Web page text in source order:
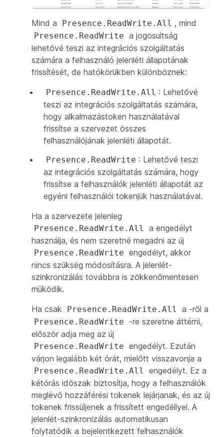
Mind a Presence.ReadWrite.All , mind
Presence.ReadWrite a jogosultság
lehetővé teszi az integrációs szolgáltatás
számára a felhasználó jelenléti állapotának
frissítését, de hatókörükben különböznek:
Presence.ReadWrite.All : Lehetővé
teszi az integrációs szolgáltatás számára,
hogy alkalmazástoken használatával
frissítse a szervezet összes
felhasználójának jelenléti állapotát.
Presence.ReadWrite : Lehetővé teszi
az integrációs szolgáltatás számára, hogy
frissítse a felhasználók jelenléti állapotát az
egyéni felhasználói tokenjük használatával.
Ha a szervezete jelenleg
Presence.ReadWrite.All
a engedélyt
használja, és nem szeretné megadni az új
Presence.ReadWrite engedélyt, akkor
nincs szükség módosításra. A jelenlét-
szinkronizálás továbbra is zökkenőmentesen
működik.
Ha csak
Presence.ReadWrite.All a -ről a
Presence.ReadWrite
-re szeretne áttérni,
először adja meg az új
Presence.ReadWrite engedélyt. Ezután
várjon legalább két órát, mielőtt visszavonja a
Presence.ReadWrite.All
engedélyt. Ez a
kétórás időszak biztosítja, hogy a felhasználók
meglévő hozzáférési tokenek lejárjanak, és az új
tokenek frissüljenek a frissített engedéllyel. A
jelenlét-szinkronizálás automatikusan
folytatódik a bejelentkezett felhasználók